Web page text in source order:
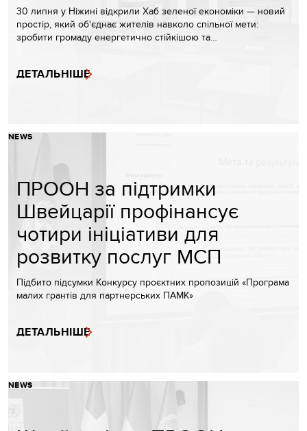
30 липня у Ніжині відкрили Хаб зеленої економіки — новий
простір, який об'єднає жителів навколо спільної мети:
зробити громаду енергетично стійкішою та…
ДЕТАЛЬНІШЕ
NEWS
ПРООН за підтримки
Швейцарії профінансує
чотири ініціативи для
розвитку послуг МСП
Підбито підсумки Конкурсу проєктних пропозицій «Програма
малих грантів для партнерських ПАМК»
ДЕТАЛЬНІШЕ
NEWS